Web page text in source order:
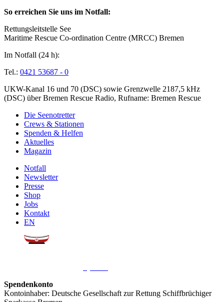
So erreichen Sie uns im Notfall:
Rettungsleitstelle See
Maritime Rescue Co-ordination Centre (MRCC) Bremen
Im Notfall (24 h):
Tel.: 0421 53687 - 0
UKW-Kanal 16 und 70 (DSC) sowie Grenzwelle 2187,5 kHz
(DSC) über Bremen Rescue Radio, Rufname: Bremen Rescue
Die Seenotretter
Crews & Stationen
Spenden & Helfen
Aktuelles
Magazin
Notfall
Newsletter
Presse
Shop
Jobs
Kontakt
EN
Spendenkonto
Kontoinhaber: Deutsche Gesellschaft zur Rettung Schiffbrüchiger